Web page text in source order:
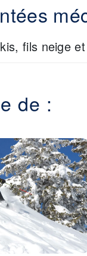
fils neige
de :